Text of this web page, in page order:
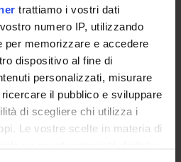
trattiamo i vostri dati
numero IP, utilizzando
per memorizzare e accedere
dispositivo al fine di
personalizzati, misurare
il pubblico e sviluppare
di scegliere chi utilizza i
Le vostre scelte in materia di
saranno successivamente
A ESAURIMENTO
Computer Engineering
[LM-32]